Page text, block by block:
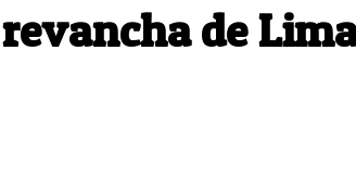
de